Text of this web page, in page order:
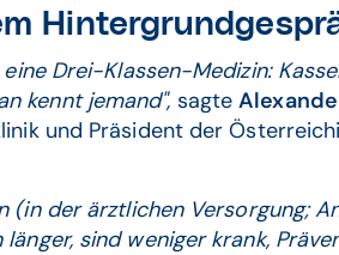
Drei-Klassen-Medizin:
kennt jemand", sagte
und Präsident der
(in der ärztlichen Versorgung;
sind weniger krank,